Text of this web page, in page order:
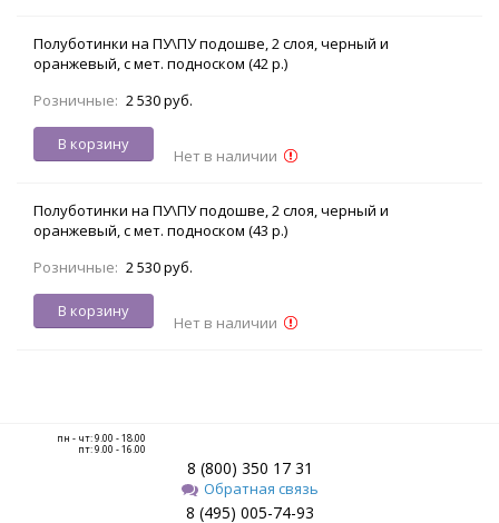
Полуботинки на ПУ\ПУ подошве, 2 слоя, черный и
оранжевый, с мет. подноском (42 р.)
Розничные: 2 530 руб.
В корзину
Нет в наличии
Полуботинки на ПУ\ПУ подошве, 2 слоя, черный и
оранжевый, с мет. подноском (43 р.)
Розничные: 2 530 руб.
В корзину
Нет в наличии
пн - чт: 9.00 - 18.00
пт: 9.00 - 16.00
8 (800) 350 17 31
Обратная связь
8 (495) 005-74-93